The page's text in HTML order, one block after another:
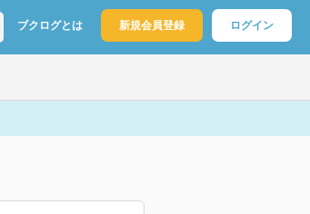
ブクログとは 新規会員登録 ログイン